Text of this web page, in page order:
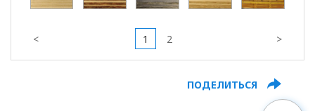
< 1 2 >
ПОДЕЛИТЬСЯ